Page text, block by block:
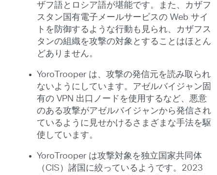
ザフ語とロシア語が堪能です。また、カザフ
スタン国有電子メールサービスの Web サイ
トを防御するような行動も見られ、カザフス
タンの組織を攻撃の対象とすることはほとん
どありません。
YoroTrooper は、攻撃の発信元を読み取られ
ないようにしています。アゼルバイジャン固
有の VPN 出口ノードを使用するなど、悪意
のある攻撃がアゼルバイジャンから発信され
ているように見せかけるさまざまな手法を駆
使しています。
YoroTrooper は攻撃対象を独立国家共同体
（CIS）諸国に絞っているようです。2023